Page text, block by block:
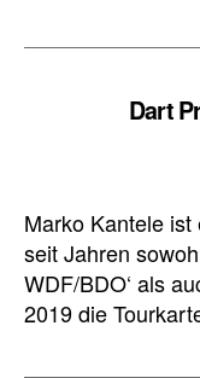
Dart
Marko Kantele
seit Jahren
WDF/BDO‘ als
2019 die